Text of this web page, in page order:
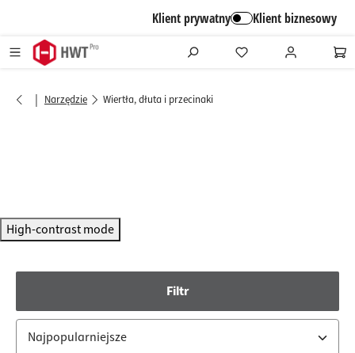
Klient prywatny Klient biznesowy
| Narzędzie Wiertła, dłuta i przecinaki
High-contrast mode
Filtr